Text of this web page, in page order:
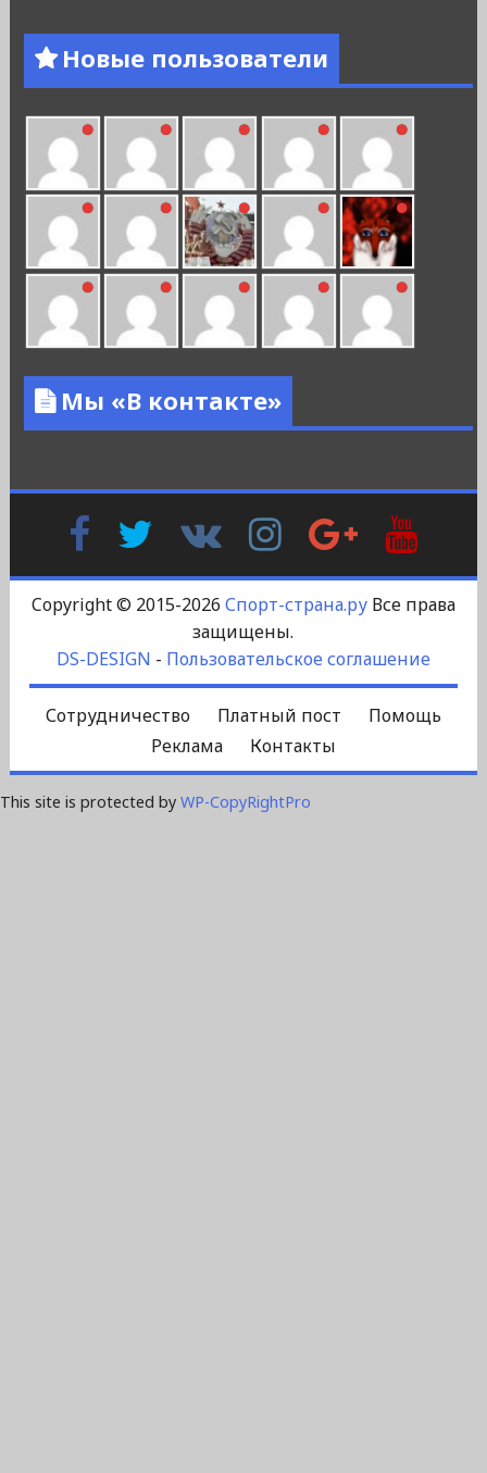
Новые пользователи
Мы «В контакте»
FacebookTwitter
Контакте
InstagramGoogle
Plus
Copyright © 2015-2026 Спорт-страна.руВсе права
защищены.
DS-DESIGN - Пользовательское соглашение
Сотрудничество Платный пост
Помощь
Реклама
Контакты
This site is protected by WP-CopyRightPro